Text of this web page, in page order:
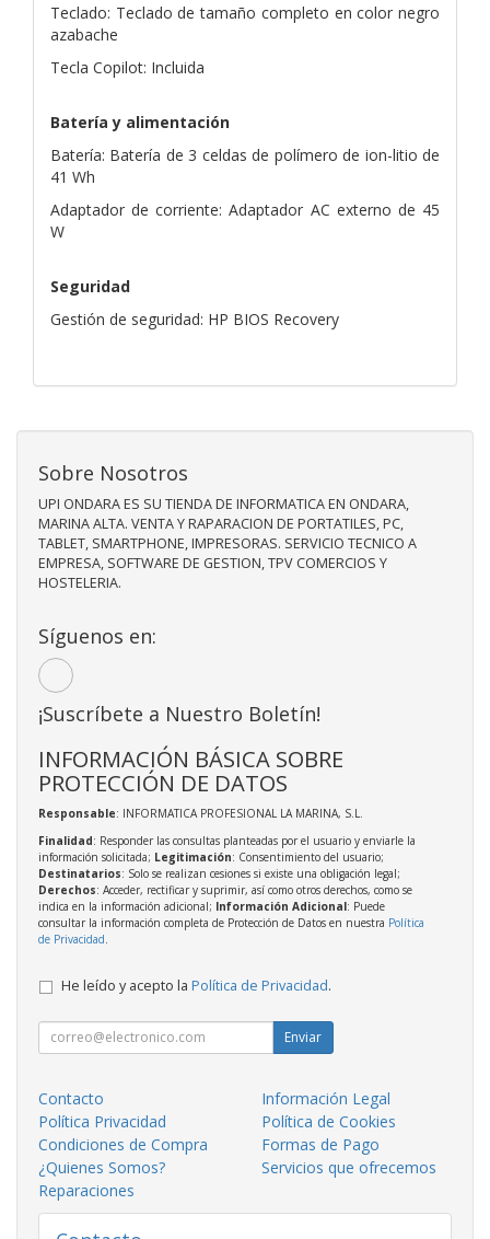
Teclado: Teclado de tamaño completo en color negro
azabache
Tecla Copilot: Incluida
Batería y alimentación
Batería: Batería de 3 celdas de polímero de ion-litio de
41 Wh
Adaptador de corriente: Adaptador AC externo de 45
W
Seguridad
Gestión de seguridad: HP BIOS Recovery
Sobre Nosotros
UPI ONDARA ES SU TIENDA DE INFORMATICA EN ONDARA,
MARINA ALTA. VENTA Y RAPARACION DE PORTATILES, PC,
TABLET, SMARTPHONE, IMPRESORAS. SERVICIO TECNICO A
EMPRESA, SOFTWARE DE GESTION, TPV COMERCIOS Y
HOSTELERIA.
Síguenos en:
¡Suscríbete a Nuestro Boletín!
INFORMACIÓN BÁSICA SOBRE
PROTECCIÓN DE DATOS
Responsable: INFORMATICA PROFESIONAL LA MARINA, S.L.
Finalidad: Responder las consultas planteadas por el usuario y enviarle la
información solicitada; Legitimación: Consentimiento del usuario;
Destinatarios: Solo se realizan cesiones si existe una obligación legal;
Derechos: Acceder, rectificar y suprimir, así como otros derechos, como se
indica en la información adicional; Información Adicional: Puede
consultar la información completa de Protección de Datos en nuestra Política
de Privacidad
He leído y acepto la Política de Privacidad.
Enviar
Contacto
Información Legal
Política Privacidad
Política de Cookies
Condiciones de Compra
Formas de Pago
¿Quienes Somos?
Servicios que ofrecemos
Reparaciones